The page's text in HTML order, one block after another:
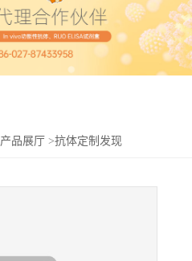
产品展厅 >抗体定制发现